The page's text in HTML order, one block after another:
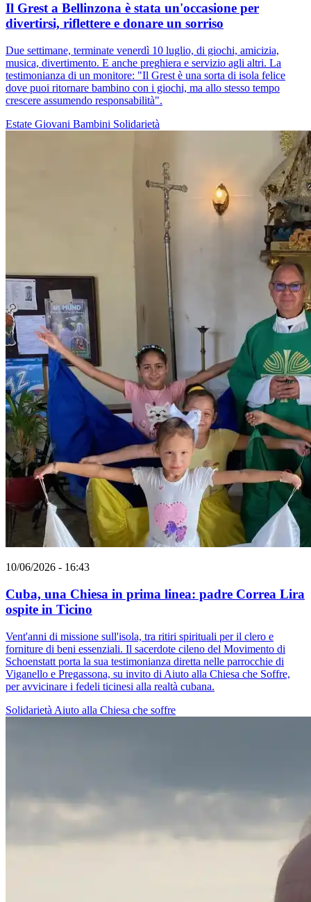
Il Grest a Bellinzona è stata un'occasione per
divertirsi, riflettere e donare un sorriso
Due settimane, terminate venerdì 10 luglio, di giochi, amicizia,
musica, divertimento. E anche preghiera e servizio agli altri. La
testimonianza di un monitore: "Il Grest è una sorta di isola felice
dove puoi ritornare bambino con i giochi, ma allo stesso tempo
crescere assumendo responsabilità".
Estate Giovani Bambini Solidarietà
10/06/2026 - 16:43
Cuba, una Chiesa in prima linea: padre Correa Lira
ospite in Ticino
Vent'anni di missione sull'isola, tra ritiri spirituali per il clero e
forniture di beni essenziali. Il sacerdote cileno del Movimento di
Schoenstatt porta la sua testimonianza diretta nelle parrocchie di
Viganello e Pregassona, su invito di Aiuto alla Chiesa che Soffre,
per avvicinare i fedeli ticinesi alla realtà cubana.
Solidarietà Aiuto alla Chiesa che soffre